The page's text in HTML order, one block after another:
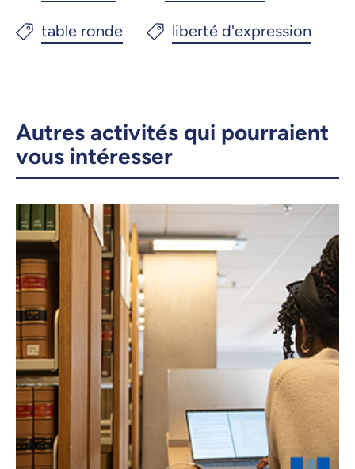
Autres activités qui pourraient
vous intéresser